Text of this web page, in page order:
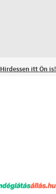
Hirdessen itt Ön is!